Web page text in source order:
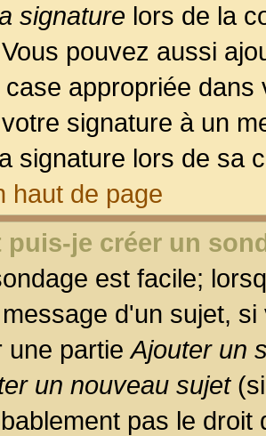
signature lors de la
pouvez aussi
appropriée
signature à un
signature lors de sa
haut de page
puis-je créer un
est facile;
d'un sujet,
une partieAjouter un
un nouveau sujet(si
pas le